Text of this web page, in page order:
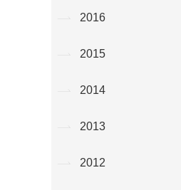
2016
2015
2014
2013
2012